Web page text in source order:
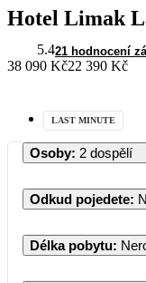
Hotel Limak
5.421 hodnocení
38 090 Kč22 390 Kč
LAST MINUTE
Osoby: 2 dospělí
Odkud pojedete:
Délka pobytu: